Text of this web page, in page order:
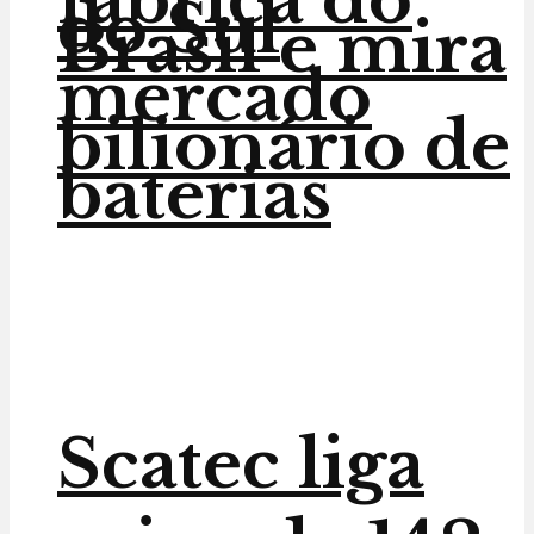
Brasil e mira
mercado
bilionário de
baterias
do Sul
Scatec liga